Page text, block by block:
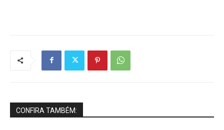
CONFIRA TAMBÉM: